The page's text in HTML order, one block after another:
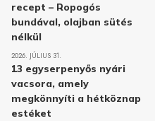
recept – Ropogós
bundával, olajban sütés
nélkül
2026. JÚLIUS 31.
13 egyserpenyős nyári
vacsora, amely
megkönnyíti a hétköznap
estéket